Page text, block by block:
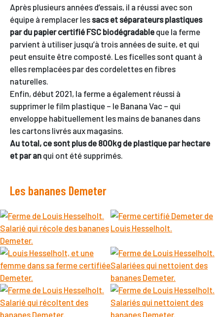
Après plusieurs années d’essais, il a réussi avec son
équipe à remplacer les sacs et séparateurs plastiques
par du papier certifié FSC biodégradable que la ferme
parvient à utiliser jusqu’à trois années de suite, et qui
peut ensuite être composté. Les ficelles sont quant à
elles remplacées par des cordelettes en fibres
naturelles.
Enfin, début 2021, la ferme a également réussi à
supprimer le film plastique – le Banana Vac – qui
enveloppe habituellement les mains de bananes dans
les cartons livrés aux magasins.
Au total, ce sont plus de 800kg de plastique par hectare
et par an qui ont été supprimés.
Les bananes Demeter